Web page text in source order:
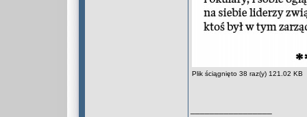
Plik ściągnięto 38 raz(y) 121.02 KB